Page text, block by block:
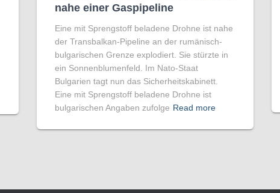
nahe einer Gaspipeline
Eine mit Sprengstoff beladene Drohne ist nahe
der Transbalkan-Pipeline an der rumänisch-
bulgarischen Grenze explodiert. Sie stürzte in
ein Sonnenblumenfeld. Im Nato-Staat
Bulgarien tagt nun das Sicherheitskabinett.
Eine mit Sprengstoff beladene Drohne ist
bulgarischen Angaben zufolge Read more